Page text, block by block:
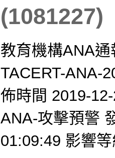
(1081227)
教育機構ANA
TACERT-ANA-
佈時間 2019-
ANA-攻擊預警
01:09:49 影響